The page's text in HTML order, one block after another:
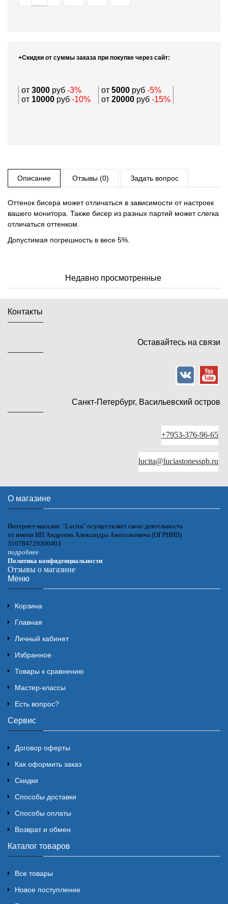
+Скидки от суммы заказа при покупке через сайт:
от 3000 руб -3% от 5000 руб -5%
от 10000 руб -10% от 20000 руб -15%
Описание Отзывы (0) Задать вопрос
Оттенок бисера может отличаться в зависимости от настроек
вашего монитора. Также бисер из разных партий может слегка
отличаться оттенком.
Допустимая погрешность в весе 5%.
Недавно просмотренные
Контакты
Оставайтесь на связи
Санкт-Петербург, Васильевский остров
+7953-376-96-65
lucita@luciastonesspb.ru
О магазине
Интернет-магазин "Lucita" осуществляет свою деятельность
от имени ИП Андреева Александра Анатольевича (ОГРНИП)
310784729300403
подробнее
Политика конфиденциальности
Отзывы о магазине
Меню
Корзина
Главная
Личный кабинет
Избранное
Товары к сравнению
Мастер-классы
Есть вопрос?
Сервис
Договор оферты
Как оформить заказ
Скидки
Способы доставки
Способы оплаты
Возврат и обмен
Каталог товаров
Все товары
Новое поступление